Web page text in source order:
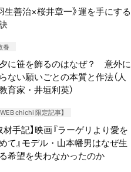
生善治×桜井章一》運を手にする
養
に笹を飾るのはなぜ？ 意外に
ない願いごとの本質と作法（人
育家・井垣利英）
WEB chichi 限定記事】
材手記】映画『ラーゲリより愛を
て』モデル・山本幡男はなぜ生
希望を失わなかったのか